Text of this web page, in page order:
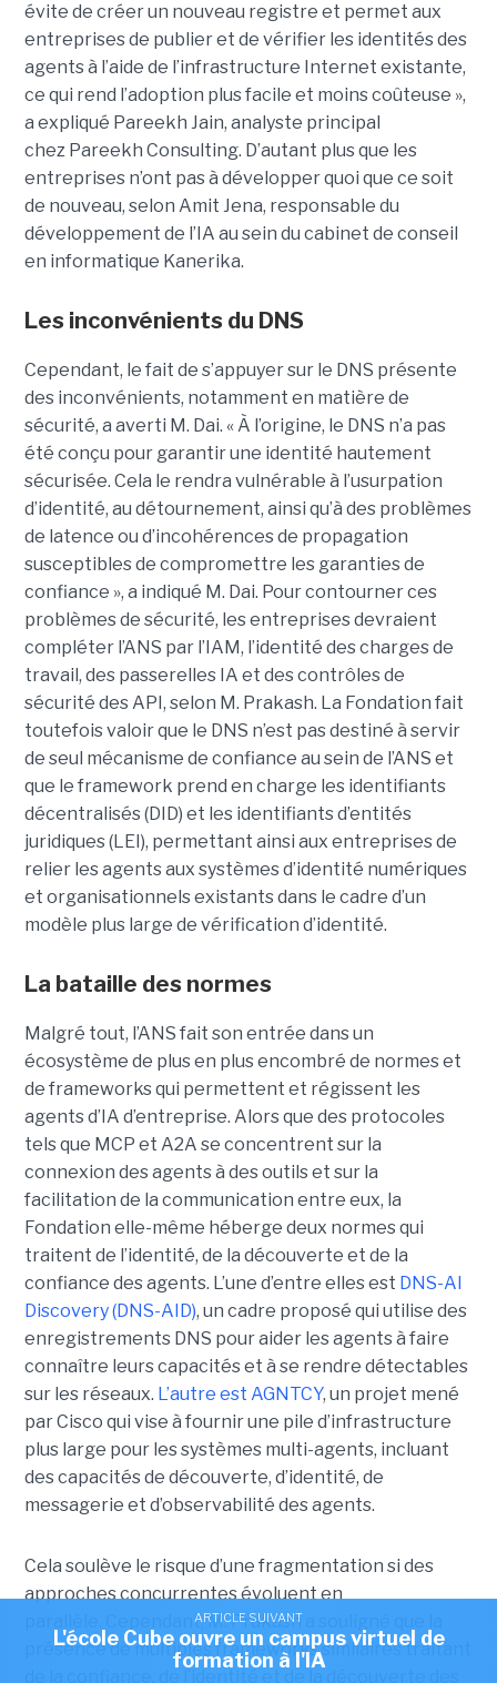
évite de créer un nouveau registre et permet aux
entreprises de publier et de vérifier les identités des
agents à l’aide de l’infrastructure Internet existante,
ce qui rend l’adoption plus facile et moins coûteuse »,
a expliqué Pareekh Jain, analyste principal
chez Pareekh Consulting. D’autant plus que les
entreprises n’ont pas à développer quoi que ce soit
de nouveau, selon Amit Jena, responsable du
développement de l’IA au sein du cabinet de conseil
en informatique Kanerika.
Les inconvénients du DNS
Cependant, le fait de s’appuyer sur le DNS présente
des inconvénients, notamment en matière de
sécurité, a averti M. Dai. « À l’origine, le DNS n’a pas
été conçu pour garantir une identité hautement
sécurisée. Cela le rendra vulnérable à l’usurpation
d’identité, au détournement, ainsi qu’à des problèmes
de latence ou d’incohérences de propagation
susceptibles de compromettre les garanties de
confiance », a indiqué M. Dai. Pour contourner ces
problèmes de sécurité, les entreprises devraient
compléter l’ANS par l’ IAM, l’identité des charges de
travail, des passerelles IA et des contrôles de
sécurité des API, selon M. Prakash. La Fondation fait
toutefois valoir que le DNS n’est pas destiné à servir
de seul mécanisme de confiance au sein de l’ANS et
que le framework prend en charge les identifiants
décentralisés (DID) et les identifiants d’entités
juridiques (LEI), permettant ainsi aux entreprises de
relier les agents aux systèmes d’identité numériques
et organisationnels existants dans le cadre d’un
modèle plus large de vérification d’identité.
La bataille des normes
Malgré tout, l’ANS fait son entrée dans un
écosystème de plus en plus encombré de normes et
de frameworks qui permettent et régissent les
agents d’IA d’entreprise. Alors que des protocoles
tels que MCP et A2A se concentrent sur la
connexion des agents à des outils et sur la
facilitation de la communication entre eux, la
Fondation elle-même héberge deux normes qui
traitent de l’identité, de la découverte et de la
confiance des agents. L’une d’entre elles est DNS-AI
Discovery (DNS-AID), un cadre proposé qui utilise des
enregistrements DNS pour aider les agents à faire
connaître leurs capacités et à se rendre détectables
sur les réseaux. L’autre est AGNTCY, un projet mené
par Cisco qui vise à fournir une pile d’infrastructure
plus large pour les systèmes multi-agents, incluant
des capacités de découverte, d’identité, de
messagerie et d’observabilité des agents.
Cela soulève le risque d’une fragmentation si des
approches concurrentes évoluent en
Cependant, M. Prakash a souligné que la
présence de multiples frameworks similaires traitant
ARTICLE SUIVANT
L'école Cube ouvre un campus virtuel de
formation à l'IA